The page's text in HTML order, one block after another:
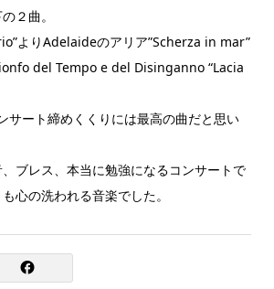
２曲。
よりAdelaideのアリア”Scherza in mar”
del Tempo e del Disinganno “Lacia
サート締めくくりには最高の曲だと思い
ブレス、本当に勉強になるコンサートで
心の洗われる音楽でした。